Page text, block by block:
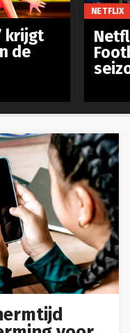
krijgt
de
NETFLIX